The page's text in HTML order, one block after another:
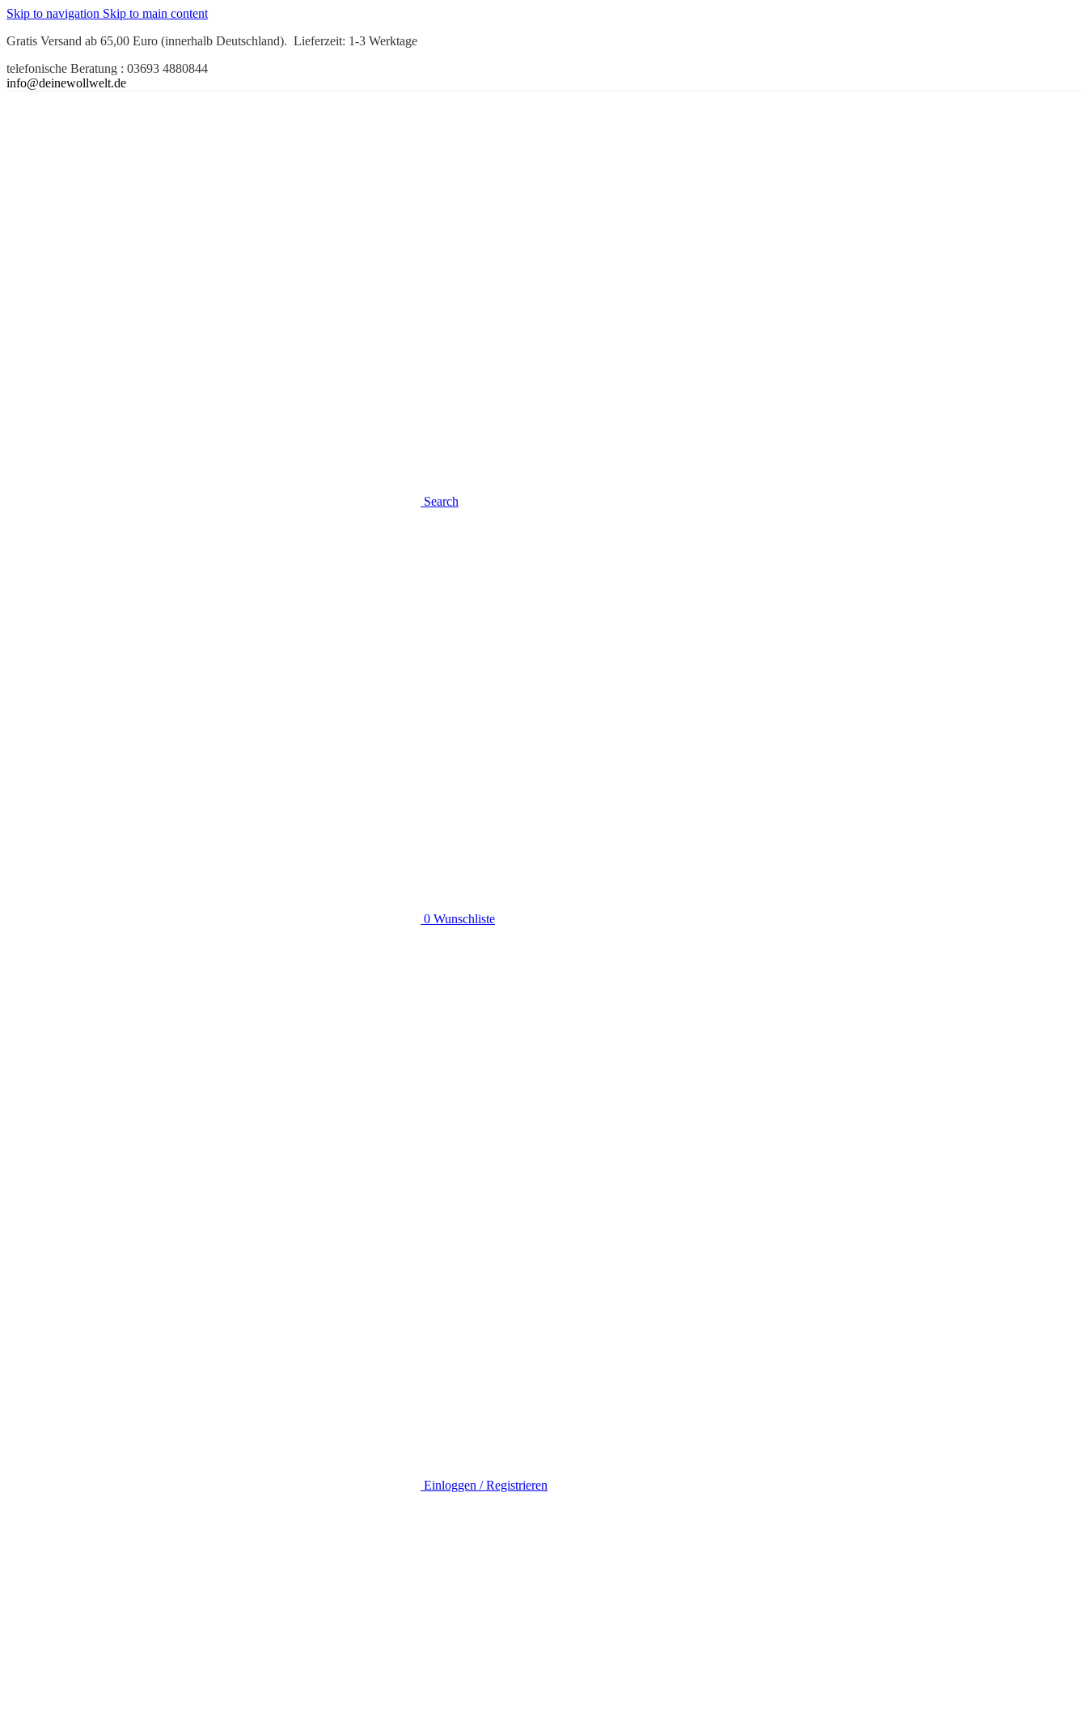
Skip to navigation Skip to main content
Gratis Versand ab 65,00 Euro (innerhalb Deutschland). Lieferzeit: 1-3 Werktage
telefonische Beratung : 03693 4880844
info@deinewollwelt.de
Search
0 Wunschliste
Einloggen / Registrieren